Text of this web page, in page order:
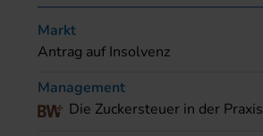
Markt
Antrag auf Insolvenz
Management
Die Zuckersteuer in der Praxis